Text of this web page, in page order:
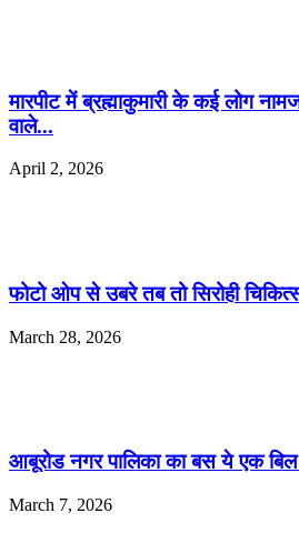
मारपीट में ब्रह्माकुमारी के कई लोग
वाले...
April 2, 2026
फोटो ओप से उबरे तब तो सिरोही
March 28, 2026
आबूरोड नगर पालिका का बस ये एक
March 7, 2026